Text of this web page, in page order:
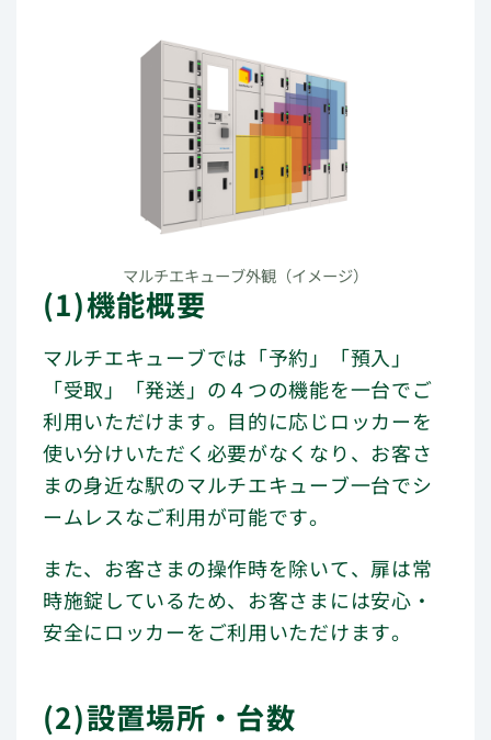
(1)機能概要
マルチエキューブでは「予約」「預入」
「受取」「発送」の４つの機能を一台でご
利用いただけます。目的に応じロッカーを
使い分けいただく必要がなくなり、お客さ
まの身近な駅のマルチエキューブ一台でシ
ームレスなご利用が可能です。
また、お客さまの操作時を除いて、扉は常
時施錠しているため、お客さまには安心・
安全にロッカーをご利用いただけます。
マルチエキューブ外観（イメージ）
(2)設置場所・台数